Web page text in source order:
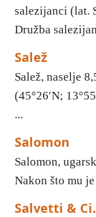
salezijanci (lat.
Družba
Salež
Salež, naselje
(45°26′N;
...
Salomon
Salomon,
Nakon što mu
Salvetti & Ci.